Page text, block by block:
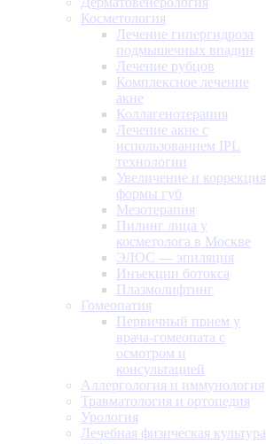
Косметология
Лечение гипергидроза
подмышечных впадин
Лечение рубцов
Комплексное лечение
акне
Коллагенотерапия
Лечение акне с
использованием IPL
технологии
Увеличение и коррекция
формы губ
Мезотерапия
Пилинг лица у
косметолога в Москве
ЭЛОС — эпиляция
Инъекции ботокса
Плазмолифтинг
Гомеопатия
Первичный прием у
врача-гомеопата с
осмотром и
консультацией
Аллергология и иммунология
Травматология и ортопедия
Урология
Лечебная физическая культура